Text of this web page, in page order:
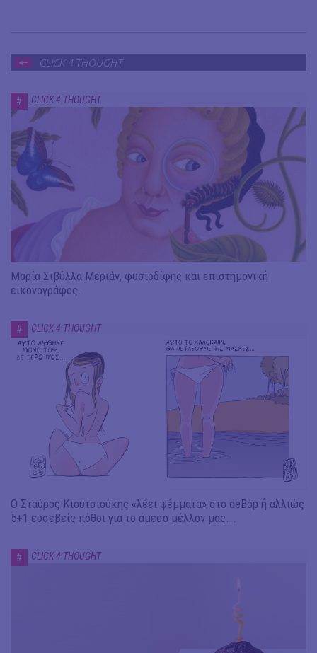
CLICK 4 THOUGHT
# CLICK 4 THOUGHT
Μαρία Σιβύλλα Μεριάν, φυσιοδίφης και επιστημονική
εικονογράφος.
# CLICK 4 THOUGHT
Ο Σταύρος Κιουτσιούκης «λέει ψέμματα» στο deBόp ή αλλιώς
5+1 ευσεβείς πόθοι για το άμεσο μέλλον μας...
# CLICK 4 THOUGHT